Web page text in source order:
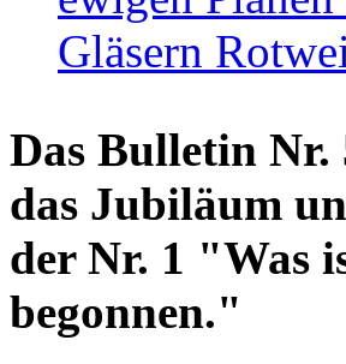
Gläsern
Das Bulletin
das Jubiläum
der Nr. 1 "Was
begonnen."